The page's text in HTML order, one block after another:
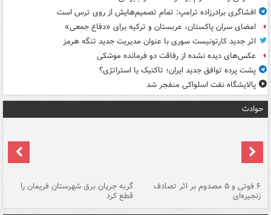
افشاگری برادرزاده ترامپ: تمام تصمیم‌هایش از روی ترس است
امضای سران پاکستان، عربستان و ترکیه برای «دفاع جمعی»
اثر جدید کارتونیست سوری با عنوان مدیریت جدید تنگه هرمز
عکس‌های دیده نشده از رفاقت دو فرمانده‌ موشکی
پشت پرده توافق جدید ایران؛ تاکتیک یا استراتژی؟
پالایشگاه نفت اسلواکی منفجر شد
حوادث
۶ فوتی و ۵ مصدوم بر اثر تصادف
زنجیره‌ای
گربه جریان برق شهرستان فریمان را
قطع کرد